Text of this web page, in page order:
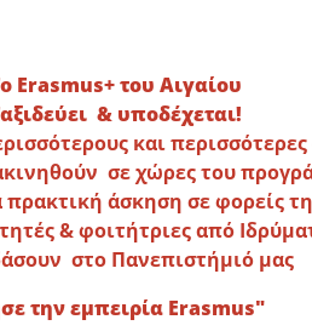
Erasmus+ του Αιγαίου
& υποδέχεται!
και
σε χώρες του
άσκηση σε φορείς
& φοιτήτριες από
στο Πανεπιστήμιό μας
την εμπειρία Erasmus"